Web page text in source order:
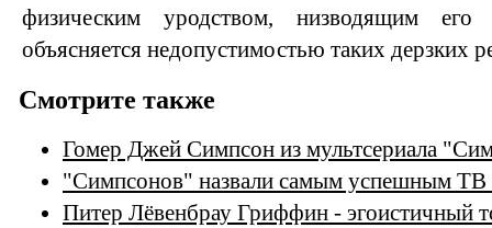
физическим уродством, низводящим
объясняется недопустимостью таких дерзких
Смотрите также
Гомер Джей Симпсон из мультсериала
"Симпсонов" назвали самым успешным ТВ
Питер Лёвенбрау Гриффин - эгоистичный